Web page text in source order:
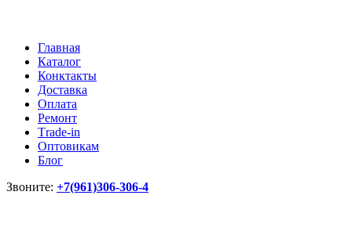
Главная
Каталог
Конктакты
Доставка
Оплата
Ремонт
Тrade-in
Оптовикам
Блог
Звоните: +7(961)306-306-4